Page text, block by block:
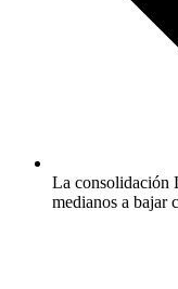
La consolidación
medianos a bajar